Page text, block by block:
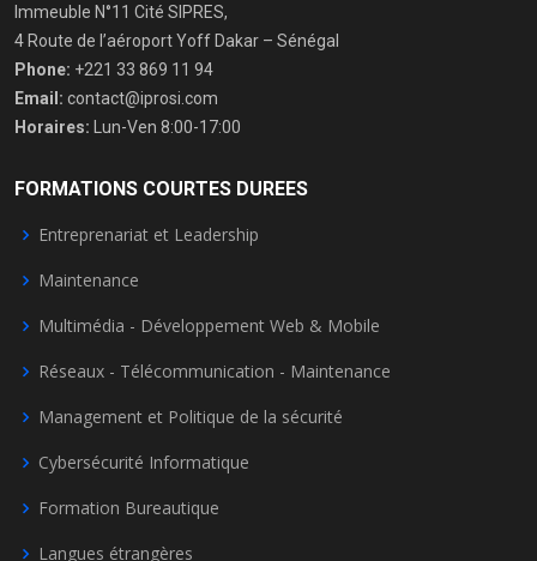
Immeuble N°11 Cité SIPRES,
4 Route de l’aéroport Yoff Dakar – Sénégal
Phone: +221 33 869 11 94
Email: contact@iprosi.com
Horaires: Lun-Ven 8:00-17:00
FORMATIONS COURTES DUREES
Entreprenariat et Leadership
Maintenance
Multimédia - Développement Web & Mobile
Réseaux - Télécommunication - Maintenance
Management et Politique de la sécurité
Cybersécurité Informatique
Formation Bureautique
Langues étrangères